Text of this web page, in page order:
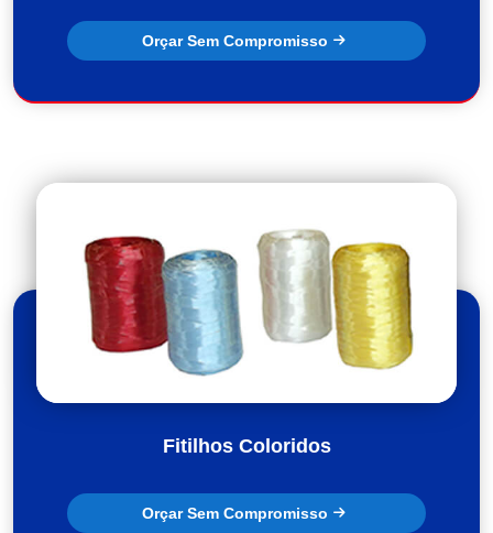
Orçar Sem Compromisso
Fitilhos Coloridos
Orçar Sem Compromisso